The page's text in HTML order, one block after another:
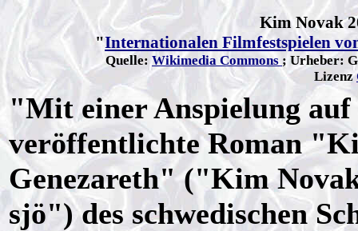
Kim Novak
"Internationalen Filmfestspielen
Quelle:Wikimedia Commons ; Urheber:
Lizenz
"Mit einer Anspielung auf
veröffentlichte Roman
Genezareth" ("Kim
sjö") des schwedischen